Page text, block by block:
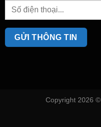
Copyright 2026 ©